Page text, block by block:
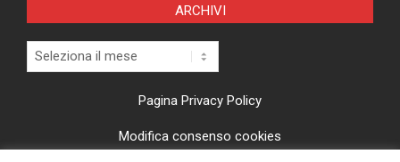
ARCHIVI
Archivi
Pagina Privacy Policy
Modifica consenso cookies